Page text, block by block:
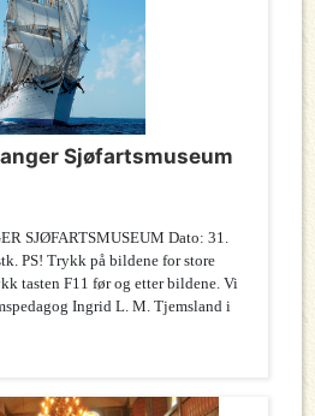
Sjøfartsmuseum
SJØFARTSMUSEUM Dato: 31.
PS! Trykk på bildene for store
tasten F11 før og etter bildene. Vi
Ingrid L. M. Tjemsland i